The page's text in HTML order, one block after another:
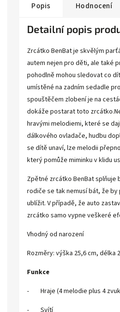
Popis Hodnocení
Detailní popis
Zrcátko BenBat je skvělým
autem nejen pro děti, ale také
pohodlně mohou sledovat co
umístěné na zadním sedadle
spouštěčem zlobení je na
dokáže postarat toto
hravými melodiemi, které se
dálkového ovladače, hudbu
se dítě unaví, lze melodii
který pomůže miminku v klidu
Zpětné zrcátko BenBat
rodiče se tak nemusí bát, že
ublížit. V případě, že auto
zrcátko samo vypne veškeré
Vhodný od narození
Rozměry: výška 25,6 cm, délka
Funkce
- Hraje (4 melodie plus 4
- Svítí